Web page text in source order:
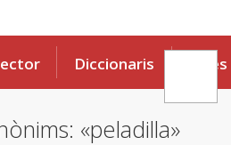
Diccionaris Eines
«peladilla»